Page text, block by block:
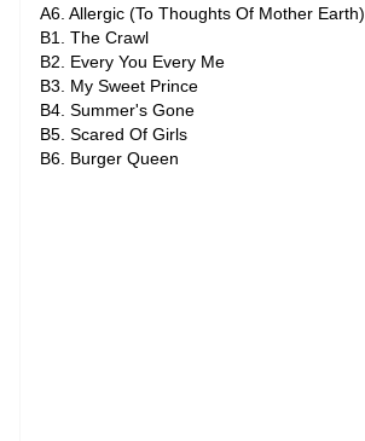
A6. Allergic (To Thoughts Of Mother Earth)
B1. The Crawl
B2. Every You Every Me
B3. My Sweet Prince
B4. Summer's Gone
B5. Scared Of Girls
B6. Burger Queen